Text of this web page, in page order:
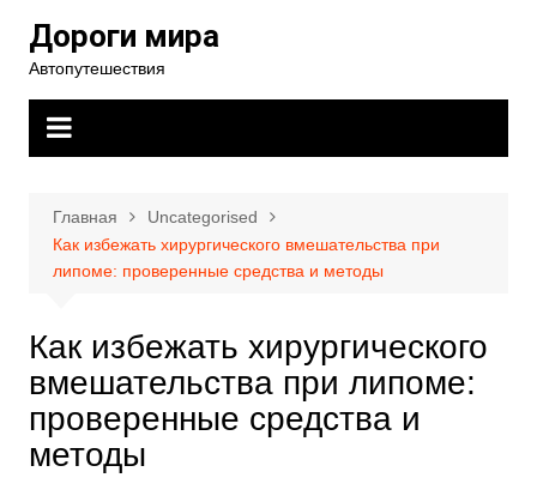
содержимому
Дороги мира
Автопутешествия
Главная
Uncategorised
Как избежать хирургического вмешательства при
липоме: проверенные средства и методы
Как избежать хирургического
вмешательства при липоме:
проверенные средства и
методы